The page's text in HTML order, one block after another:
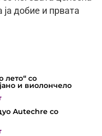
ја добие и првата
лето“ со
и виолончело
Autechre со